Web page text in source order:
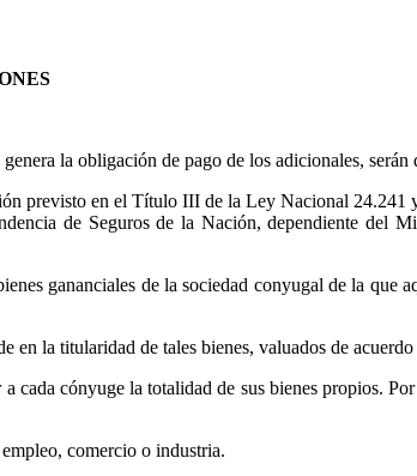
la obligación de pago de los adicionales, serán
previsto en el Título III de la Ley Nacional 24.241
de Seguros de la Nación, dependiente del
gananciales de la sociedad conyugal de la que
la titularidad de tales bienes, valuados de
cónyuge la totalidad de sus bienes propios.
comercio o industria.